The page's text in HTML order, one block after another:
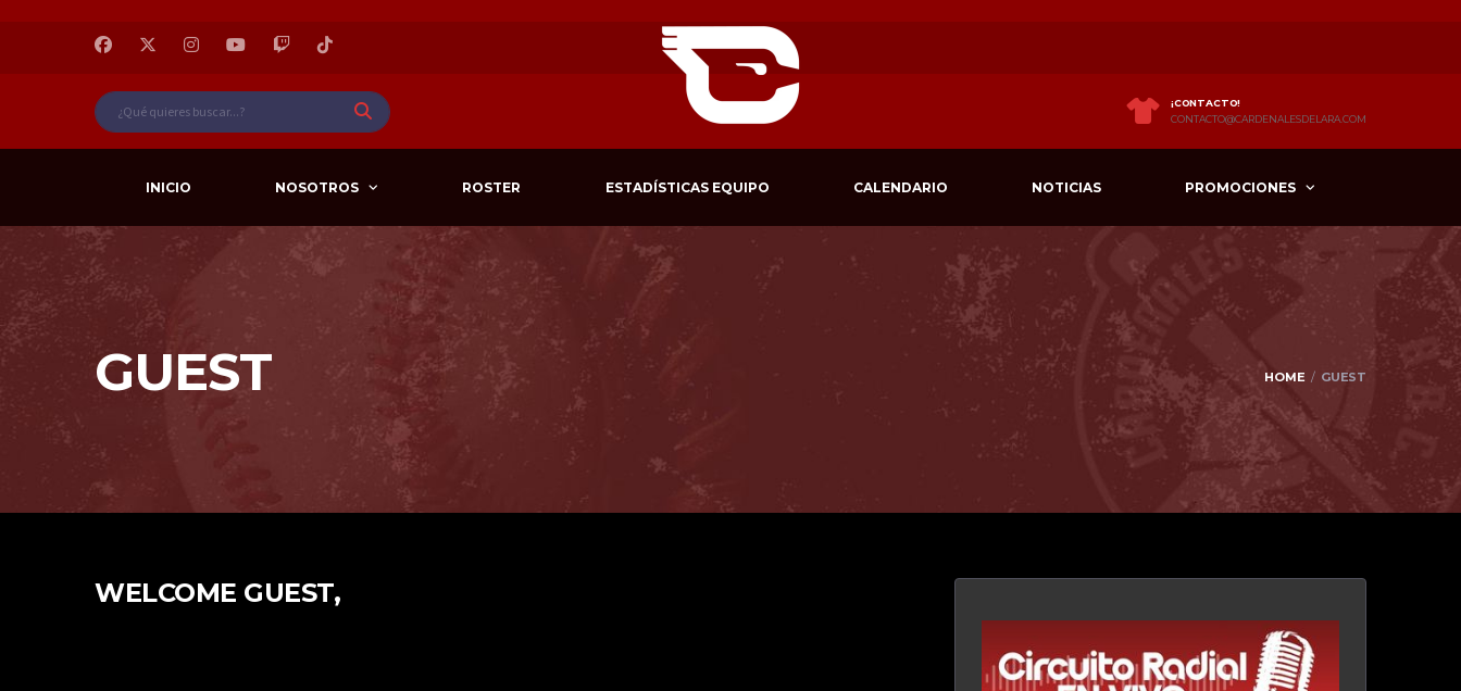
¡CONTACTO!
CONTACTO@CARDENALESDELARA.COM
INICIO NOSOTROS ROSTER ESTADÍSTICAS EQUIPO CALENDARIO NOTICIAS PROMOCIONES
GUEST HOME GUEST
WELCOME GUEST,